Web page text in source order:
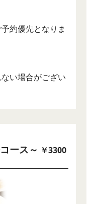
約優先となりま
い場合がござい
ース～ ￥3300